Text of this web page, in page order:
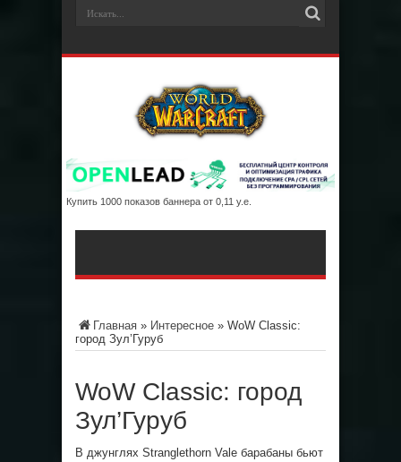
Купить 1000 показов баннера от 0,11 у.е.
Главная » Интересное » WoW Classic:
город Зул’Гуруб
WoW Classic: город
Зул’Гуруб
В джунглях Stranglethorn Vale барабаны бьют